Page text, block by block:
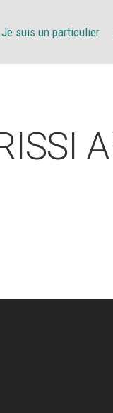
Je suis un particulier